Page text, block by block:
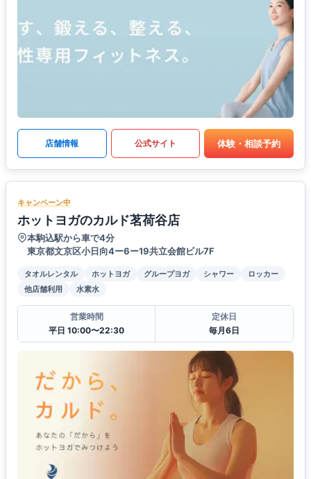
店舗情報 公式サイト 体験・相談予約
キャンペーン中
ホットヨガのカルド茗荷谷店
本駒込駅から車で4分
東京都文京区小日向4ー6ー19共立会館ビル7F
タオルレンタル ホットヨガ グループヨガ シャワー
ロッカー
他店舗利用
水素水
営業時間
平日 10:00〜22:30
定休日
毎月6日